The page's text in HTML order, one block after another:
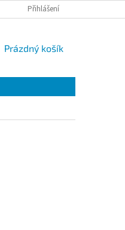
Přihlášení
NÁKUPNÍ
Prázdný košík